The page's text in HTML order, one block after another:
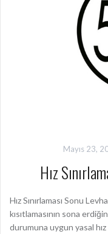
Mayıs 23,
Hız
Hız Sınırlaması Sonu
kısıtlamasının sona
durumuna uygun yasal